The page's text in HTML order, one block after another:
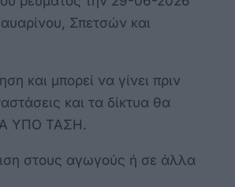
Σπετσών και
και μπορεί να γίνει πριν
και τα δίκτυα θα
ΥΠΟ ΤΑΣΗ.
στους αγωγούς ή σε άλλα